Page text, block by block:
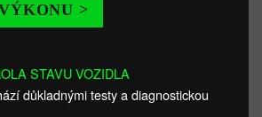
>
STAVU VOZIDLA
důkladnými testy a diagnostickou